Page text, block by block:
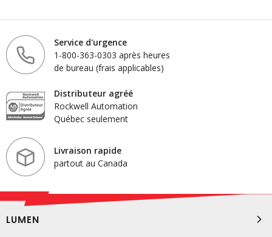
Service d'urgence
1-800-363-0303 après heures
de bureau (frais applicables)
Distributeur agréé
Rockwell Automation
Québec seulement
Livraison rapide
partout au Canada
LUMEN